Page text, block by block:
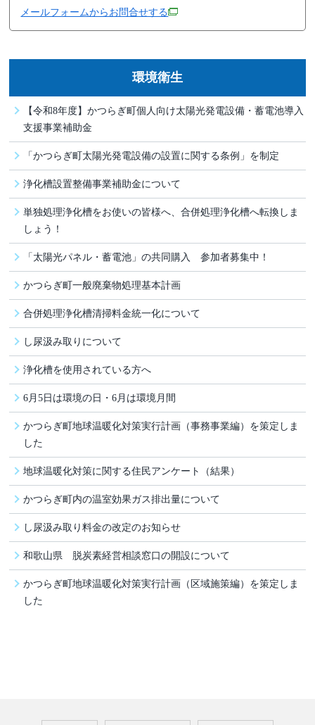
メールフォームからお問合せする
環境衛生
【令和8年度】かつらぎ町個人向け太陽光発電設備・蓄電池導入
支援事業補助金
「かつらぎ町太陽光発電設備の設置に関する条例」を制定
浄化槽設置整備事業補助金について
単独処理浄化槽をお使いの皆様へ、合併処理浄化槽へ転換しま
しょう！
「太陽光パネル・蓄電池」の共同購入 参加者募集中！
かつらぎ町一般廃棄物処理基本計画
合併処理浄化槽清掃料金統一化について
し尿汲み取りについて
浄化槽を使用されている方へ
6月5日は環境の日・6月は環境月間
かつらぎ町地球温暖化対策実行計画（事務事業編）を策定しま
した
地球温暖化対策に関する住民アンケート（結果）
かつらぎ町内の温室効果ガス排出量について
し尿汲み取り料金の改定のお知らせ
和歌山県 脱炭素経営相談窓口の開設について
かつらぎ町地球温暖化対策実行計画（区域施策編）を策定しま
した